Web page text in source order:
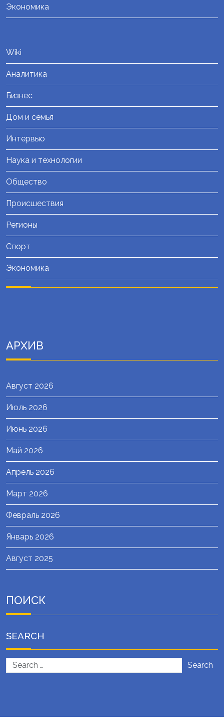
Экономика
Wiki
Аналитика
Бизнес
Дом и семья
Интервью
Наука и технологии
Общество
Происшествия
Регионы
Спорт
Экономика
АРХИВ
Август 2026
Июль 2026
Июнь 2026
Май 2026
Апрель 2026
Март 2026
Февраль 2026
Январь 2026
Август 2025
ПОИСК
SEARCH
Search